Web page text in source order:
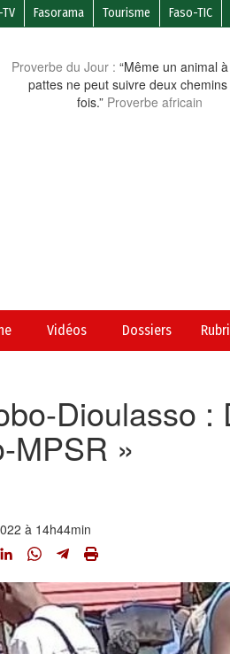
Fasorama Tourisme Faso-TIC
Proverbe du Jour : “Même un animal
pattes ne peut suivre deux
fois.” Proverbe africain
Vidéos Dossiers
Dioulasso
MPSR »
à 14h44min